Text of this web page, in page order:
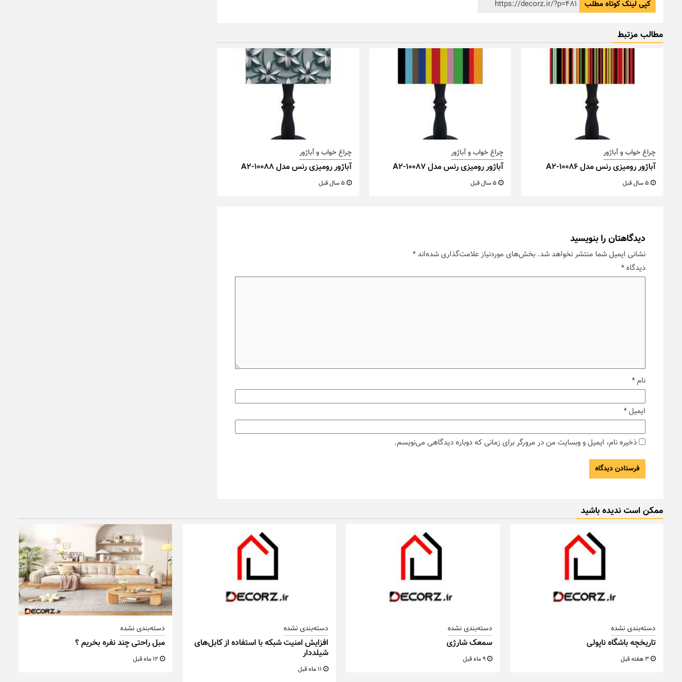
کپی لینک کوتاه مطلب
مطالب مزتبط
چراغ خواب و آباژور
آباژور رومیزی رنس مدل A2-10086
چراغ خواب و آباژور
آباژور رومیزی رنس مدل A2-10087
5 سال قبل
چراغ خواب و آباژور
آباژور رومیزی رنس مدل A2-10088
دیدگاهتان را بنویسید
نشانی ایمیل شما منتشر نخواهد شد. بخش‌های موردنیاز علامت‌گذاری شده‌اند*
دیدگاه*
نام*
ایمیل*
ذخیره نام، ایمیل و وبسایت من در مرورگر برای زمانی که دوباره دیدگاهی می‌نویسم.
ممکن است ندیده باشید
دسته‌بندی نشده
تاریخچه باشگاه ناپولی
دسته‌بندی نشده
سمعک شارژی
9 ماه قبل
دسته‌بندی نشده
افزایش امنیت شبکه با استفاده از کابل‌های
شیلددار
دسته‌بندی نشده
مبل راحتی چند نفره بخریم ؟